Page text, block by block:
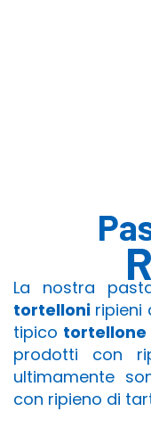
La nostra
tortelloni ripieni
tipico tortellone
prodotti con
ultimamente
con ripieno di